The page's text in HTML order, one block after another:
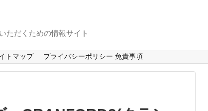
ただくための情報サイト
トマップ プライバシーポリシー 免責事項